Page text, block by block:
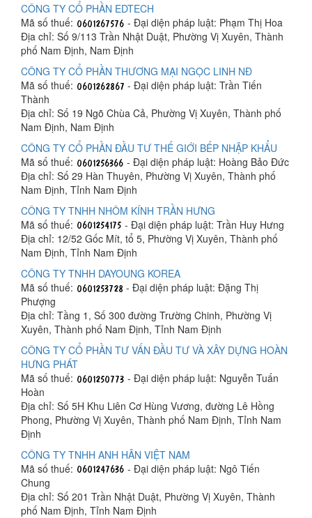
CÔNG TY CỔ PHẦN EDTECH
Mã số thuế:
- Đại diện pháp luật: Phạm Thị Hoa
Địa chỉ: Số 9/113 Trần Nhật Duật, Phường Vị Xuyên, Thành
phố Nam Định, Nam Định
CÔNG TY CỔ PHẦN THƯƠNG MẠI NGỌC LINH NĐ
Mã số thuế:
- Đại diện pháp luật: Trần Tiến
Thành
Địa chỉ: Số 19 Ngõ Chùa Cả, Phường Vị Xuyên, Thành phố
Nam Định, Nam Định
CÔNG TY CỔ PHẦN ĐẦU TƯ THẾ GIỚI BẾP NHẬP KHẨU
Mã số thuế:
- Đại diện pháp luật: Hoàng Bảo Đức
Địa chỉ: Số 29 Hàn Thuyên, Phường Vị Xuyên, Thành phố
Nam Định, Tỉnh Nam Định
CÔNG TY TNHH NHÔM KÍNH TRẦN HƯNG
Mã số thuế:
- Đại diện pháp luật: Trần Huy Hưng
Địa chỉ: 12/52 Gốc Mít, tổ 5, Phường Vị Xuyên, Thành phố
Nam Định, Tỉnh Nam Định
CÔNG TY TNHH DAYOUNG KOREA
Mã số thuế:
- Đại diện pháp luật: Đặng Thị
Phượng
Địa chỉ: Tầng 1, Số 300 đường Trường Chinh, Phường Vị
Xuyên, Thành phố Nam Định, Tỉnh Nam Định
CÔNG TY CỔ PHẦN TƯ VẤN ĐẦU TƯ VÀ XÂY DỰNG HOÀN
HƯNG PHÁT
Mã số thuế:
- Đại diện pháp luật: Nguyễn Tuấn
Hoàn
Địa chỉ: Số 5H Khu Liên Cơ Hùng Vương, đường Lê Hồng
Phong, Phường Vị Xuyên, Thành phố Nam Định, Tỉnh Nam
Định
CÔNG TY TNHH ANH HÂN VIỆT NAM
Mã số thuế:
- Đại diện pháp luật: Ngô Tiến
Chung
Địa chỉ: Số 201 Trần Nhật Duật, Phường Vị Xuyên, Thành
phố Nam Định, Tỉnh Nam Định